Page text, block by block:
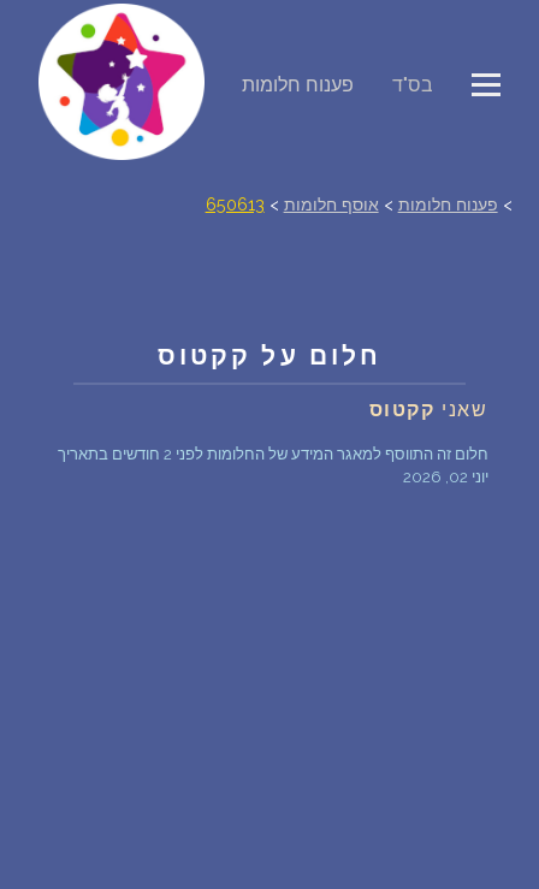
פענוח חלומות בס"ד
פירוש חלומות
> פענוח חלומות >אוסף חלומות >
650613
חלום על קקטוס
שאני קקטוס
חלום זה התווסף למאגר המידע של החלומות לפני 2 חודשים בתאריך
יוני 02, 2026